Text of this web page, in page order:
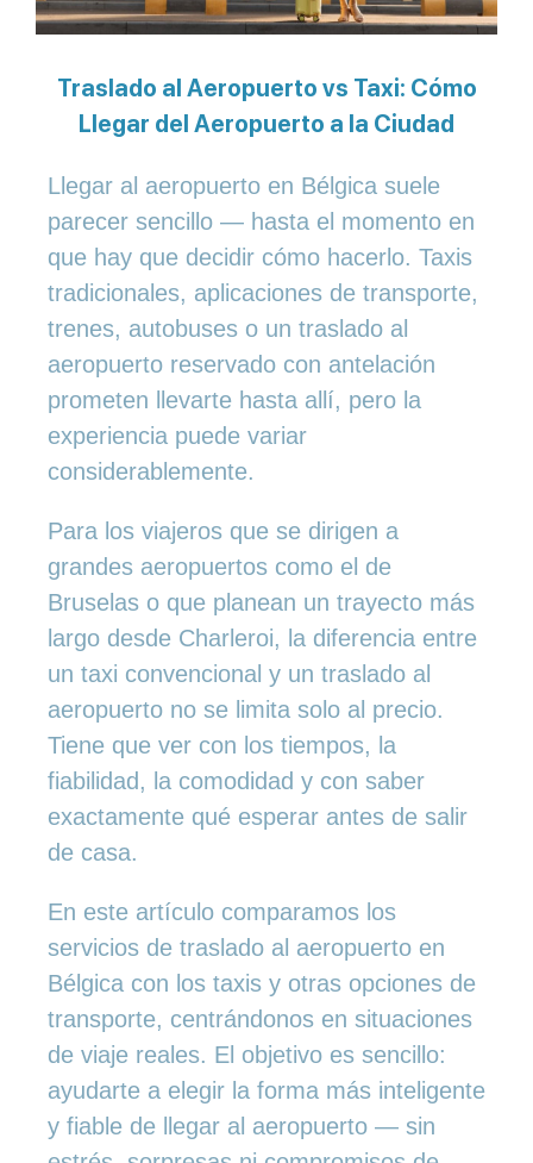
Traslado al Aeropuerto vs Taxi: Cómo
Llegar del Aeropuerto a la Ciudad
Llegar al aeropuerto en Bélgica suele
parecer sencillo — hasta el momento en
que hay que decidir cómo hacerlo. Taxis
tradicionales, aplicaciones de transporte,
trenes, autobuses o un traslado al
aeropuerto reservado con antelación
prometen llevarte hasta allí, pero la
experiencia puede variar
considerablemente.
Para los viajeros que se dirigen a
grandes aeropuertos como el de
Bruselas o que planean un trayecto más
largo desde Charleroi, la diferencia entre
un taxi convencional y un traslado al
aeropuerto no se limita solo al precio.
Tiene que ver con los tiempos, la
fiabilidad, la comodidad y con saber
exactamente qué esperar antes de salir
de casa.
En este artículo comparamos los
servicios de traslado al aeropuerto en
Bélgica con los taxis y otras opciones de
transporte, centrándonos en situaciones
de viaje reales. El objetivo es sencillo:
ayudarte a elegir la forma más inteligente
y fiable de llegar al aeropuerto — sin